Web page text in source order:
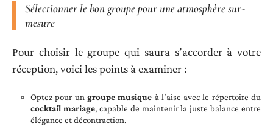
Sélectionner le bon groupe pour une atmosphère sur-
mesure
Pour choisir le groupe qui saura s’accorder à votre
réception, voici les points à examiner :
Optez pour un groupe musique à l’aise avec le répertoire du
cocktail mariage, capable de maintenir la juste balance entre
élégance et décontraction.